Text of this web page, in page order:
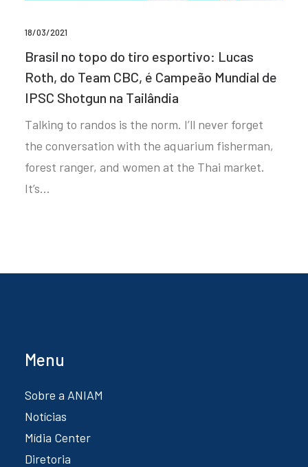
18/03/2021
Brasil no topo do tiro esportivo: Lucas
Roth, do Team CBC, é Campeão Mundial de
IPSC Shotgun na Tailândia
Talking to randos is the norm. I’ll never forget
the conversation with the aquarium fisherman,
forest ranger, and women at the Thai market.
It’s…
Menu
Sobre a ANIAM
Notícias
Mídia Center
Diretoria